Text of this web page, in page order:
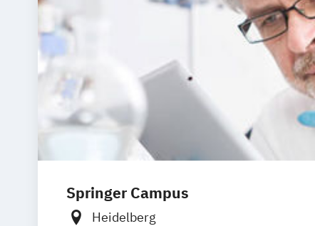
Springer Campus
Heidelberg